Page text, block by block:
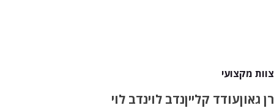
צוות מקצועי
רן גאוןעודד קלייןנדב לוינדב לוי